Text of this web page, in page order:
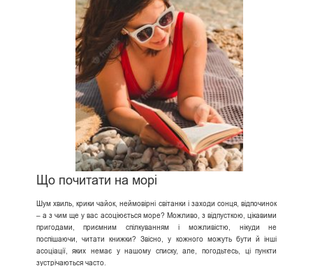
Що почитати на морі
Шум хвиль, крики чайок, неймовірні світанки і заходи сонця, відпочинок
– а з чим ще у вас асоціюється море? Можливо, з відпусткою, цікавими
пригодами, приємним спілкуванням і можливістю, нікуди не
поспішаючи, читати книжки? Звісно, у кожного можуть бути й інші
асоціації, яких немає у нашому списку, але, погодьтесь, ці пункти
зустрічаються часто.